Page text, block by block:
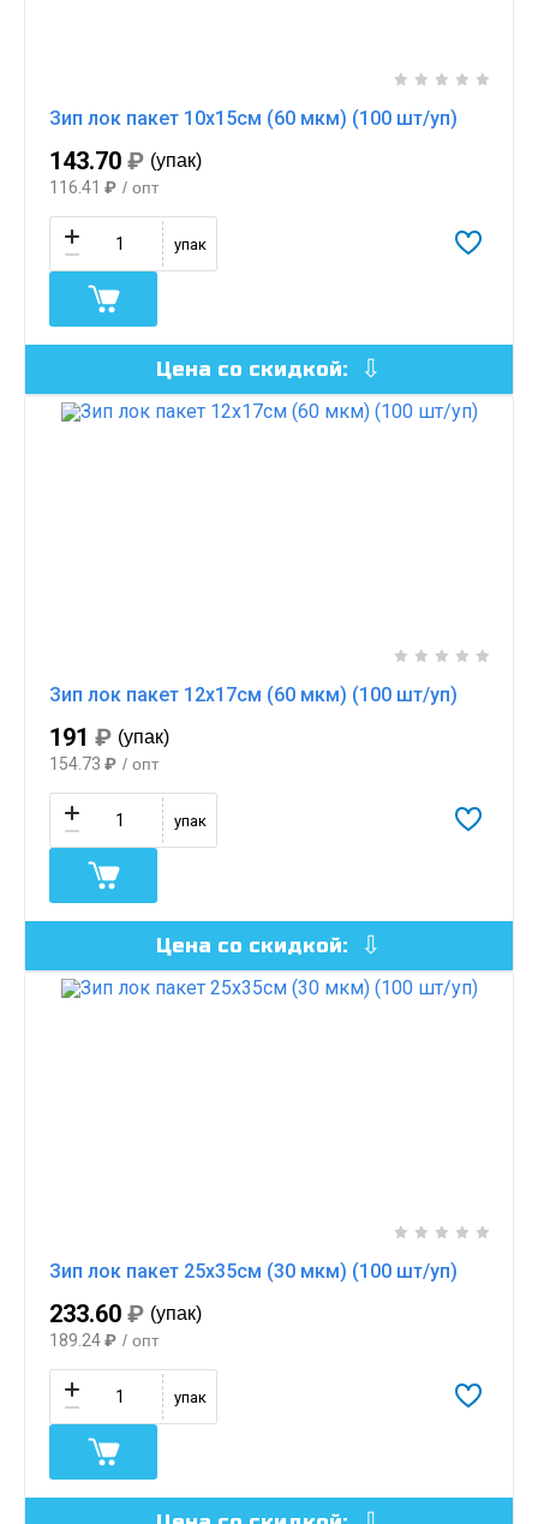
Зип лок пакет 10х15см (60 мкм) (100 шт/уп)
143.70 ₽ (упак)
116.41 ₽ / опт
упак
Цена со скидкой:
Зип лок пакет 12х17см (60 мкм) (100 шт/уп)
191 ₽ (упак)
154.73 ₽ / опт
упак
Цена со скидкой:
Зип лок пакет 25х35см (30 мкм) (100 шт/уп)
233.60 ₽ (упак)
189.24₽ / опт
упак